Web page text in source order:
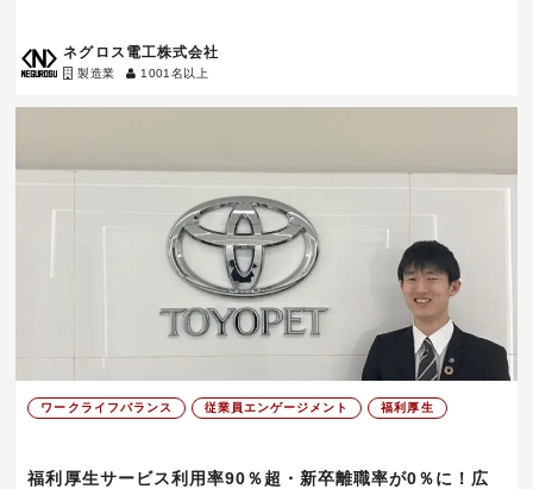
ネグロス電工株式会社
製造業 1001名以上
ワークライフバランス 従業員エンゲージメント 福利厚生
福利厚生サービス利用率90％超・新卒離職率が0％に！広